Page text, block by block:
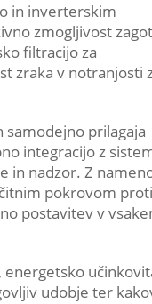
in inverterskim
zmogljivost
filtracijo za
zraka v notranjosti
prilagaja
integracijo z
in nadzor. Z
pokrovom proti
postavitev v
energetsko
udobje ter